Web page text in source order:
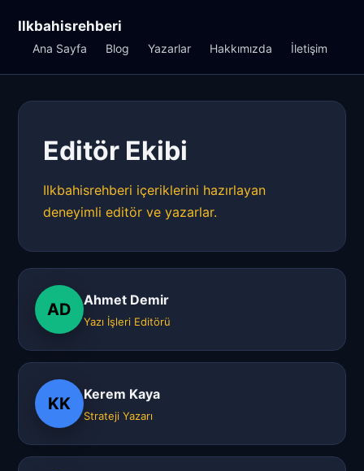
Ilkbahisrehberi
Ana Sayfa Blog Yazarlar Hakkımızda İletişim
Editör Ekibi
Ilkbahisrehberi içeriklerini hazırlayan
deneyimli editör ve yazarlar.
AD
Ahmet Demir
Yazı İşleri Editörü
KK
Kerem Kaya
Strateji Yazarı